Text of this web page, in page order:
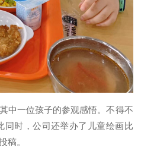
中一位孩子的参观感悟。不得不
同时，公司还举办了儿童绘画比
稿。